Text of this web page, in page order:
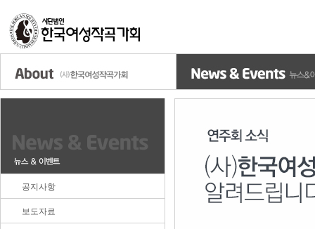
공지사항
보도자료